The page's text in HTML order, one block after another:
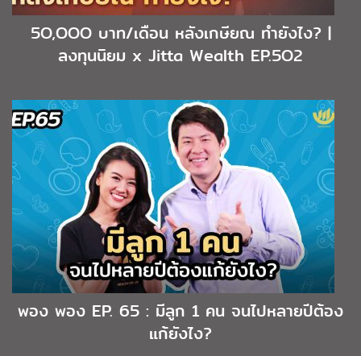
5O,OOO บาท/เดือน หลังเกษียณ ทำยังไง? |
ลงทุนนิยม x Jitta Wealth EP.5O2
พอง พอง EP. 65 : มีลูก 1 คน จนไปหลายปีต้อง
แก้ยังไง?